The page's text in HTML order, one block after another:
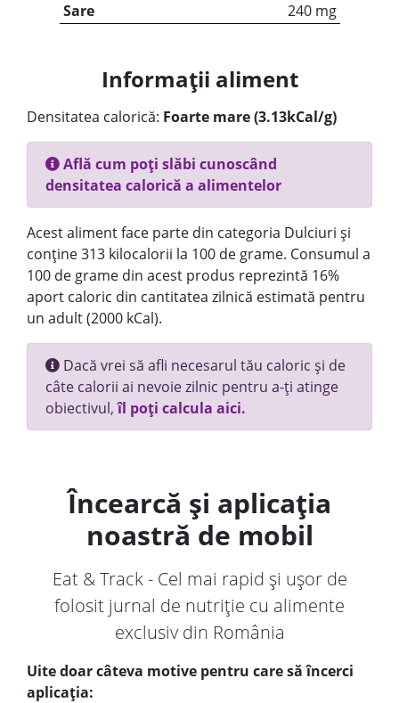
Sare
240 mg
Informații aliment
Densitatea calorică: Foarte mare (3.13kCal/g)
Află cum poți slăbi cunoscând
densitatea calorică a alimentelor
Acest aliment face parte din categoria Dulciuri și
conține 313 kilocalorii la 100 de grame. Consumul a
100 de grame din acest produs reprezintă 16%
aport caloric din cantitatea zilnică estimată pentru
un adult (2000 kCal).
Dacă vrei să afli necesarul tău caloric și de
câte calorii ai nevoie zilnic pentru a-ți atinge
obiectivul,îl poți calcula aici.
Încearcă și aplicația
noastră de mobil
Eat & Track - Cel mai rapid și ușor de
folosit jurnal de nutriție cu alimente
exclusiv din România
Uite doar câteva motive pentru care să încerci
aplicația: